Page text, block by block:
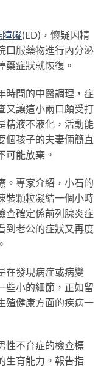
障礙(ED)，懷疑因精
口服藥物進行內分泌
藥症狀就恢復。
間的中醫調理，症
又讓這小兩口頗受打
精液不液化，活動能
個孩子的夫妻倆簡直
可能放棄。
專家介紹，小石的
裝顆粒凝結一個小時
查確定係前列腺炎症
到老公的症狀又再度
發現病症或病變
些小的細節，正如留
殖健康方面的疾病一
不育症的檢查標
生育能力。報告指